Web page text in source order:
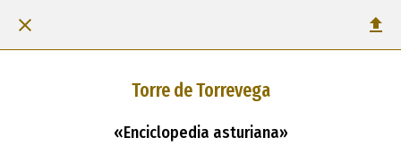
Torre de Torrevega
«Enciclopedia asturiana»